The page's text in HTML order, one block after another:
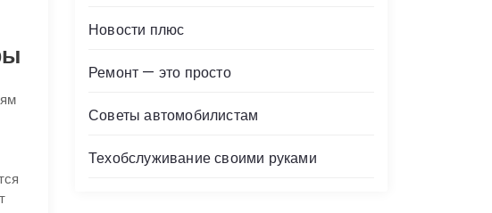
Новости плюс
Ремонт — это просто
Советы автомобилистам
Техобслуживание своими руками